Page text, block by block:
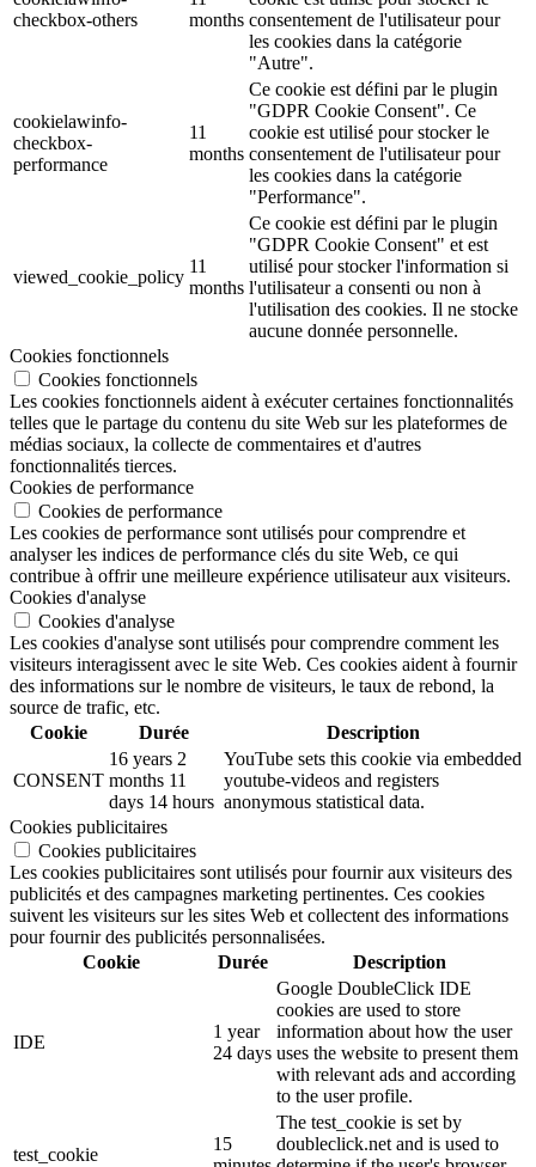
checkbox-others
months consentement de l'utilisateur pour
les cookies dans la catégorie
"Autre".
cookielawinfo-
checkbox-
performance
11
months
Ce cookie est défini par le plugin
"GDPR Cookie Consent". Ce
cookie est utilisé pour stocker le
consentement de l'utilisateur pour
les cookies dans la catégorie
"Performance".
viewed_cookie_policy
11
months
Ce cookie est défini par le plugin
"GDPR Cookie Consent" et est
utilisé pour stocker l'information si
l'utilisateur a consenti ou non à
l'utilisation des cookies. Il ne stocke
aucune donnée personnelle.
Cookies fonctionnels
Cookies fonctionnels
Les cookies fonctionnels aident à exécuter certaines fonctionnalités
telles que le partage du contenu du site Web sur les plateformes de
médias sociaux, la collecte de commentaires et d'autres
fonctionnalités tierces.
Cookies de performance
Cookies de performance
Les cookies de performance sont utilisés pour comprendre et
analyser les indices de performance clés du site Web, ce qui
contribue à offrir une meilleure expérience utilisateur aux visiteurs.
Cookies d'analyse
Cookies d'analyse
Les cookies d'analyse sont utilisés pour comprendre comment les
visiteurs interagissent avec le site Web. Ces cookies aident à fournir
des informations sur le nombre de visiteurs, le taux de rebond, la
source de trafic, etc.
Cookie
Durée Description
CONSENT
16 years 2
months 11
days 14 hours
YouTube sets this cookie via embedded
youtube-videos and registers
anonymous statistical data.
Cookies publicitaires
Cookies publicitaires
Les cookies publicitaires sont utilisés pour fournir aux visiteurs des
publicités et des campagnes marketing pertinentes. Ces cookies
suivent les visiteurs sur les sites Web et collectent des informations
pour fournir des publicités personnalisées.
Cookie
Durée Description
IDE
1 year
24 days
Google DoubleClick IDE
cookies are used to store
information about how the user
uses the website to present them
with relevant ads and according
to the user profile.
test_cookie
15
The test_cookie is set by
doubleclick.net and is used to